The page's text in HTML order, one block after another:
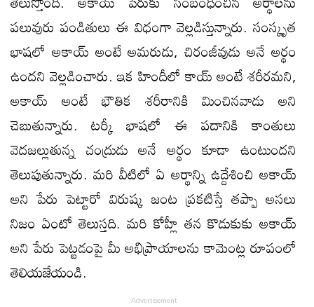
పలువురు పండితులు ఈ విధంగా వెల్లడిస్తున్నారు. సంస్కృత
భాషలో అకాయ్ అంటే అమరుడు, చిరంజీవుడు అనే అర్థం
ఉందని వెల్లడించారు. ఇక హిందీలో కాయ్‌ అంటే శరీరమని,
అకాయ్‌ అంటే భౌతిక శరీరానికి మించినవాడు అని
చెబుతున్నారు. టర్కీ భాషలో ఈ పదానికి కాంతులు
వెదజల్లుతున్న చంద్రుడు అనే అర్థం కూడా ఉంటుందని
తెలుపుతున్నారు. మరి వీటిలో ఏ అర్థాన్ని ఉద్దేశించి అకాయ్
అని పేరు పెట్టారో విరుష్క జంట ప్రకటిస్తే తప్పా అసలు
నిజం ఏంటో తెలుస్తది. మరి కోహ్లీ తన కొడుకుకు అకాయ్
అని పేరు పెట్టడంపై మీ అభిప్రాయాలను కామెంట్ల రూపంలో
తెలియజేయండి.